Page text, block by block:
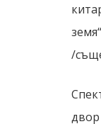
/
двор